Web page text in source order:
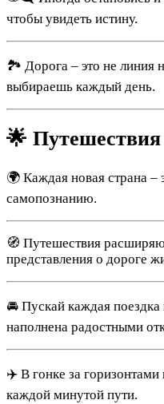
чтобы увидеть истину.
🏞 Дорога – это не линия
выбираешь каждый день.
🌟 Путешествия
🌍 Каждая новая страна –
самопознанию.
🧭 Путешествия
представления о дороге
🚘 Пускай каждая поездка
наполнена радостными
✈️ В гонке за горизонтами
каждой минутой пути.